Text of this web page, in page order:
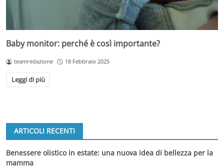
Baby monitor: perché è così importante?
teamredazione 18 Febbraio 2025
Leggi di più
ARTICOLI RECENTI
Benessere olistico in estate: una nuova idea di bellezza per la
mamma